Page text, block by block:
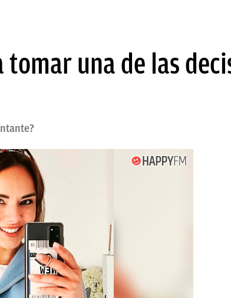
tomar una de las